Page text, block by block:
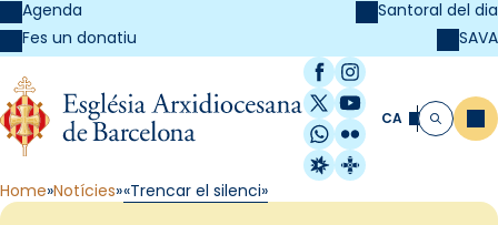
Agenda
Fes un donatiu
Santoral del dia
SAVA
Facebook
Instagram
X / Twitter
YouTube
WhatsApp
Flickr
Radio Estel
Catalunya
CA Cerca
Home Notícies «Trencar el silenci»